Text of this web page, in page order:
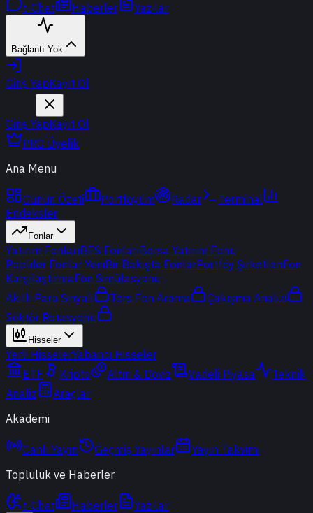
t-Chat Haberler Yazılar
Bağlantı Yok
Giriş YapKayıt Ol
Giriş YapKayıt Ol
PRO Üyelik
Ana Menu
Günün Özeti Portföyüm Radar
Terminal
Endeksler
Fonlar
Yatırım FonlarıBES FonlarıBorsa Yatırım Fonu
Popüler Fonlar YeniBir Bakışta FonlarPortföy ŞirketleriFon
KarşılaştırmaFon Simülasyonu
Akıllı Para Sinyali
Ters Fon Arama
Çakışma Analizi
Sektör Rotasyonu
Hisseler
Yerli HisselerYabancı Hisseler
ETF
Kripto Altın & Döviz Vadeli Piyasa
Teknik
Analiz
Araçlar
Akademi
Canlı Yayın Geçmiş Yayınlar
Yayın Takvimi
Topluluk ve Haberler
t-Chat Haberler Yazılar